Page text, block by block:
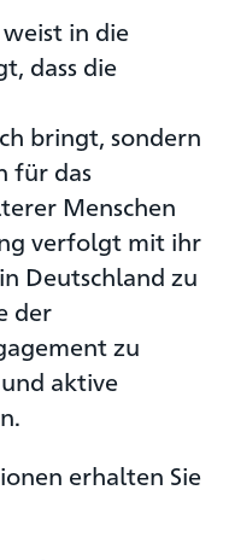
in die
dass die
bringt, sondern
für das
Menschen
verfolgt mit ihr
Deutschland zu
der
zu
aktive
erhalten Sie